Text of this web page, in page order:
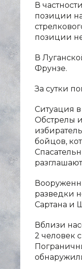
В
позиции
позиции
В
Фрунзе.
За сутки
Ситуация
Обстрелы
бойцов,
разведки
Сартана и
Вблизи
2 человек